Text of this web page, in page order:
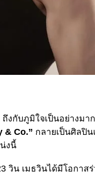
งกับภูมิใจเป็นอย่างมา
& Co.” กลายเป็นศิลปิ
งนี้
วิน เมธวินได้มีโอกาส